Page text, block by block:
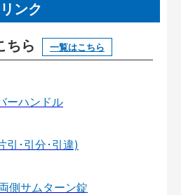
ンク
ちら 一覧はこちら
ーハンドル
引･引分･引違)
側サムターン錠